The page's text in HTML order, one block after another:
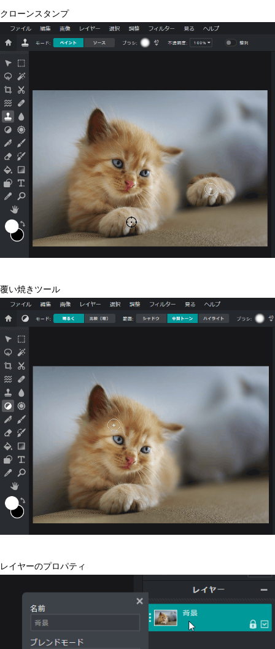
クローンスタンプ
覆い焼きツール
レイヤーのプロパティ